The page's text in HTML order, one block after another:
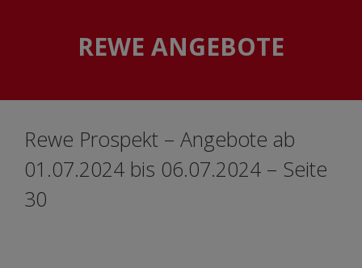
REWE ANGEBOTE
Rewe Prospekt – Angebote ab
01.07.2024 bis 06.07.2024 – Seite
30